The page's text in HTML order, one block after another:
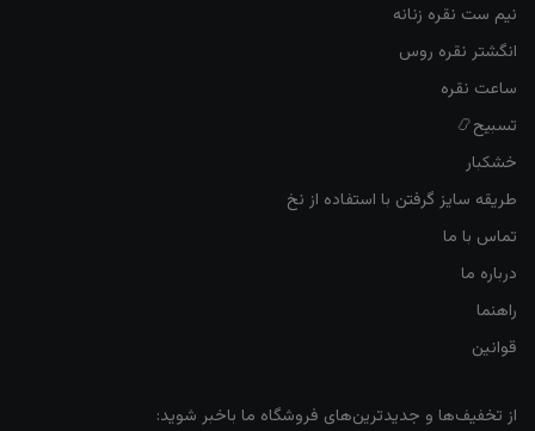
نیم ست نقره زنانه
انگشتر نقره روس
ساعت نقره
تسبیح📿
خشکبار
طریقه سایز گرفتن با استفاده از نخ
تماس با ما
درباره ما
راهنما
قوانین
از تخفیف‌ها و جدیدترین‌های فروشگاه ما باخبر شوید: